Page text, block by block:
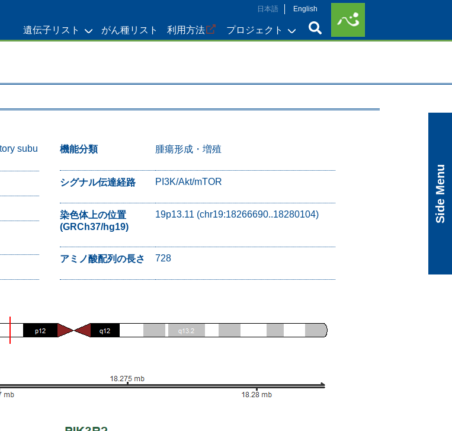
日本語 English
遺伝子リスト がん種リスト 利用方法 プロジェクト
Side Menu
subu
機能分類 腫瘍形成・増殖
シグナル伝達経路 PI3K/Akt/mTOR
染色体上の位置
(GRCh37/hg19)
19p13.11 (chr19:18266690..18280104)
アミノ酸配列の長さ 728